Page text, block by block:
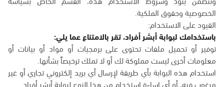
الخصوصية وحقوق الملكية.
القيود على الاستخدام:
باستخدامك لبوابة أبشر أفراد، تقر بالامتناع عما يلي:
توفير أو تحميل ملفات تحتوى على برمجيات أو مواد أو بيانات أو
معلومات أخرى ليست مملوكة لك أو لا تملك ترخيصاً بشأنها.
استخدام هذه البوابة بأي طريقة لإرسال أي بريد إلكتروني تجاري أو غير
مرغوب فيه، أو أي إساءة استخدام من هذا النوع لبوابة أبشر أفراد.